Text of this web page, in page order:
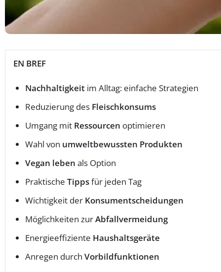
EN BREF
Nachhaltigkeit im Alltag: einfache Strategien
Reduzierung des Fleischkonsums
Umgang mit Ressourcen optimieren
Wahl von umweltbewussten Produkten
Vegan leben als Option
Praktische Tippsfür jeden Tag
Wichtigkeit der Konsumentscheidungen
Möglichkeiten zurAbfallvermeidung
Energieeffiziente Haushaltsgeräte
Anregen durch Vorbildfunktionen